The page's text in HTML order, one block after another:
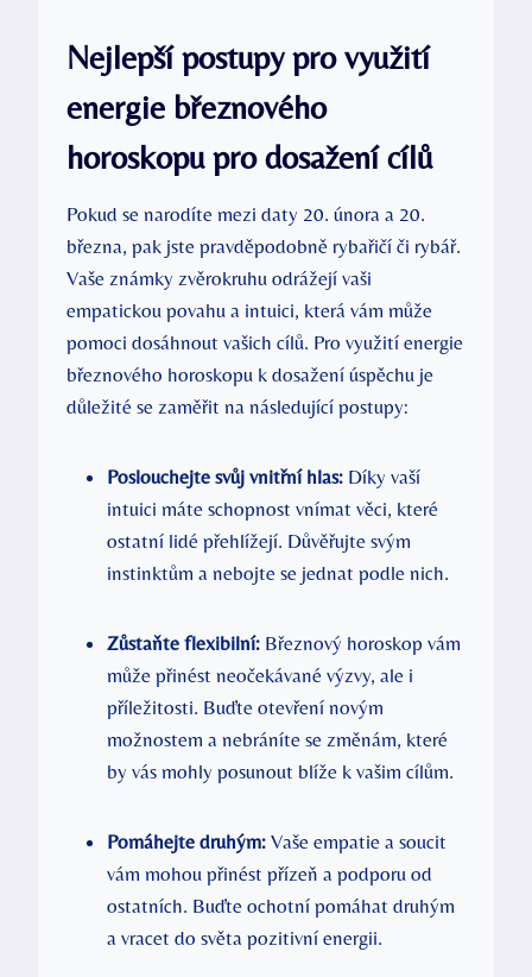
Nejlepší postupy pro využití
energie březnového
horoskopu pro dosažení cílů
Pokud se narodíte mezi daty 20. února a 20.
března, pak jste pravděpodobně rybařičí či rybář.
Vaše známky zvěrokruhu odrážejí vaši
empatickou povahu a intuici, která vám může
pomoci dosáhnout vašich cílů. Pro využití energie
březnového horoskopu k dosažení úspěchu je
důležité se zaměřit na následující postupy:
Poslouchejte svůj vnitřní hlas: Díky vaší
intuici máte schopnost vnímat věci, které
ostatní lidé přehlížejí. Důvěřujte svým
instinktům a nebojte se jednat podle nich.
Zůstaňte flexibilní: Březnový horoskop vám
může přinést neočekávané výzvy, ale i
příležitosti. Buďte otevření novým
možnostem a nebráníte se změnám, které
by vás mohly posunout blíže k vašim cílům.
Pomáhejte druhým: Vaše empatie a soucit
vám mohou přinést přízeň a podporu od
ostatních. Buďte ochotní pomáhat druhým
a vracet do světa pozitivní energii.